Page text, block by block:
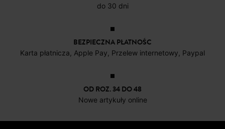
do 30 dni
BEZPIECZNA PŁATNOŚC
Karta płatnicza, Apple Pay, Przelew internetowy, Paypal
OD ROZ. 34 DO 48
Nowe artykuły online